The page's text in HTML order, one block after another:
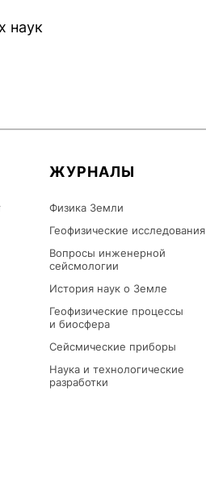
наук
ЖУРНАЛЫ
Физика Земли
Геофизические исследования
Вопросы инженерной
сейсмологии
История наук о Земле
Геофизические процессы
и биосфера
Сейсмические приборы
Наука и технологические
разработки